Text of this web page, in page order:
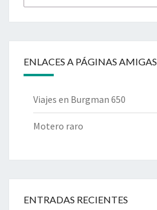
por:
ENLACES A PÁGINAS AMIGAS
Viajes en Burgman 650
Motero raro
ENTRADAS RECIENTES